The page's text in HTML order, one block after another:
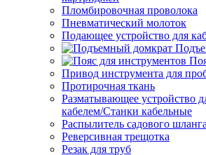
Пломбировочная проволока
Пневматический молоток
Подающее устройство для
Привод инструмента для
Протирочная ткань
Разматывающее устройство
кабелем/Станки кабельные
Распылитель садового шланга
Реверсивная трещотка
Резак для труб